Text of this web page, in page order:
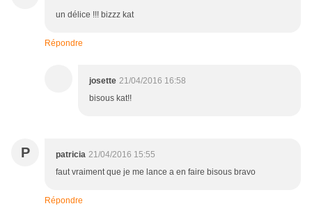
un délice !!! bizzz kat
Répondre
josette 21/04/2016 16:58
bisous kat!!
P patricia 21/04/2016 15:55
faut vraiment que je me lance a en faire bisous bravo
Répondre